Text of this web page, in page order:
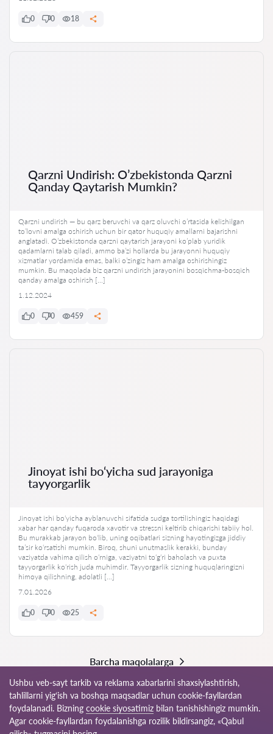
0 0 18
Qarzni Undirish: O’zbekistonda Qarzni
Qanday Qaytarish Mumkin?
Qarzni undirish — bu qarz beruvchi va qarz oluvchi o’rtasida kelishilgan
to’lovni amalga oshirish uchun bir qator huquqiy amallarni bajarishni
anglatadi. O’zbekistonda qarzni qaytarish jarayoni ko’plab yuridik
qadamlarni talab qiladi, ammo ba’zi hollarda bu jarayonni huquqiy
xizmatlar yordamida emas, balki o’zingiz ham amalga oshirishingiz
mumkin. Bu maqolada biz qarzni undirish jarayonini bosqichma-bosqich
qanday amalga oshirish […]
1.12.2024
0 0 459
Jinoyat ishi bo‘yicha sud jarayoniga
tayyorgarlik
Jinoyat ishi bo‘yicha ayblanuvchi sifatida sudga tortilishingiz haqidagi
xabar har qanday fuqaroda xavotir va stressni keltirib chiqarishi tabiiy hol.
Bu murakkab jarayon bo‘lib, uning oqibatlari sizning hayotingizga jiddiy
ta’sir ko‘rsatishi mumkin. Biroq, shuni unutmaslik kerakki, bunday
vaziyatda vahima qilish o‘rniga, vaziyatni to‘g‘ri baholash va puxta
tayyorgarlik ko‘rish juda muhimdir. Tayyorgarlik sizning huquqlaringizni
himoya qilishning, adolatli […]
7.01.2026
0 0 25
Barcha maqolalarga
© 2026 Yur24uz
Ushbu veb-sayt tarkib va reklama xabarlarini shaxsiylashtirish,
tahlillarni yig‘ish va boshqa maqsadlar uchun cookie-fayllardan
foydalanadi. Bizning cookie siyosatimiz bilan tanishishingiz mumkin.
Agar cookie-fayllardan foydalanishga rozilik bildirsangiz, «Qabul